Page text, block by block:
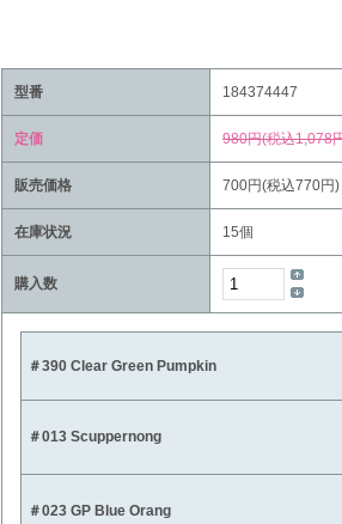
型番 184374447
定価 980円(税込1,078
販売価格 700円(税込770円)
在庫状況 15個
購入数
＃390 Clear Green Pumpkin
＃013 Scuppernong
＃023 GP Blue Orang